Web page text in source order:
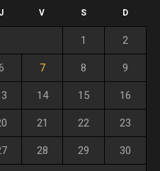
J V S D
1 2
7 8 9
14 15 16
21 22 23
28 29 30